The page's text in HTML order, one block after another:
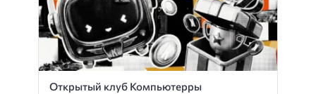
Открытый клуб Компьютерры